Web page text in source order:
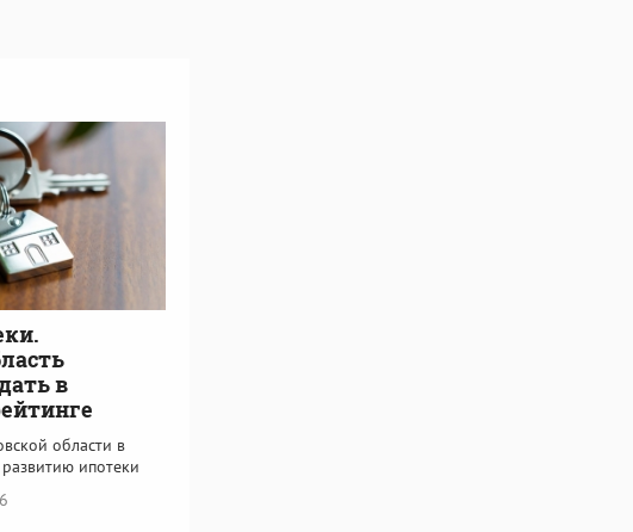
в
области в
ипотеки